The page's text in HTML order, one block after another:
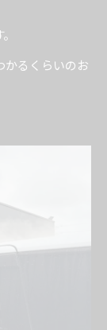
かるくらいのお